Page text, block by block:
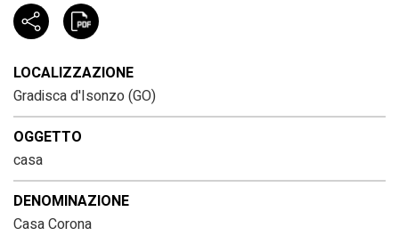
LOCALIZZAZIONE
Gradisca d'Isonzo (GO)
OGGETTO
casa
DENOMINAZIONE
Casa Corona